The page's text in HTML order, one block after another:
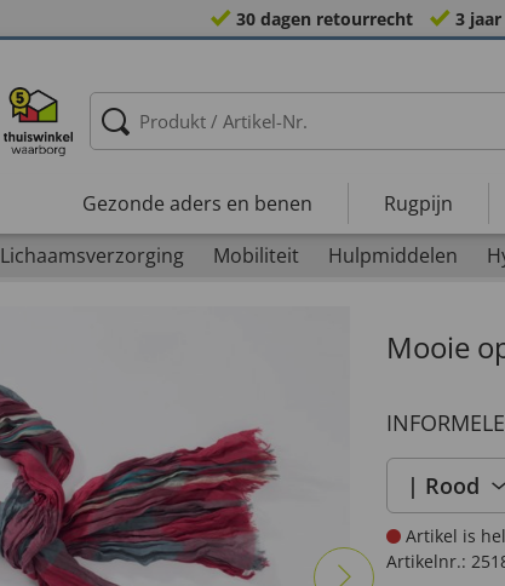
30 dagen retourrecht 3 jaar
Gezonde aders en benen Rugpijn
Lichaamsverzorging Mobiliteit Hulpmiddelen
Mooie
| Rood
Artikel is
Artikelnr.: